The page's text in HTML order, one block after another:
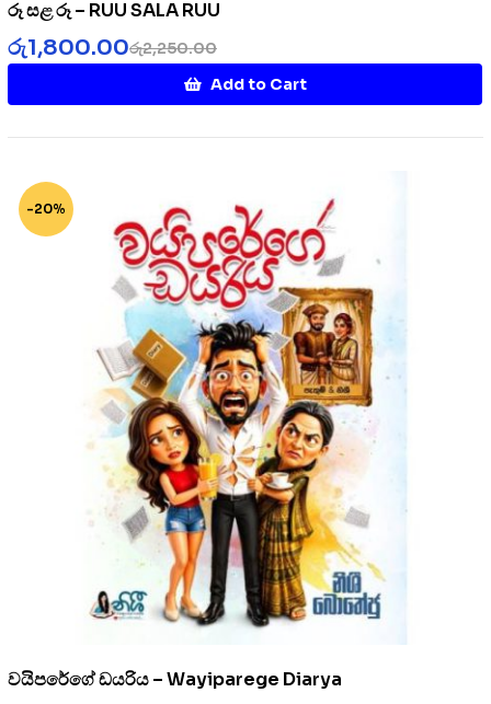
රූ සළ රූ – RUU SALA RUU
රු2,250.00
රු1,800.00
Add to Cart
-20%
වයිපරේගේ ඩයරිය – Wayiparege Diarya